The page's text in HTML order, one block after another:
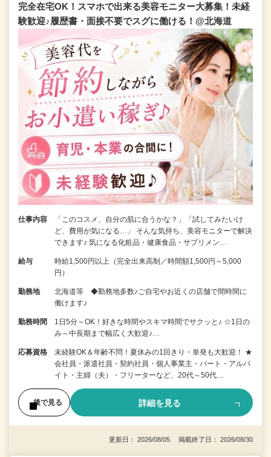
完全在宅OK！スマホで出来る美容モニター大募集！未経
験歓迎♪履歴書・面接不要でスグに働ける！@北海道
仕事内容
「このコスメ、自分の肌に合うかな？」「試してみたいけ
ど、費用が気になる…」 そんな気持ち、美容モニターで解決
できます♪ 気になる化粧品・健康食品・サプリメン…
給与
時給1,500円以上（完全出来高制／時間額1,500円～5,000
円）
勤務地
北海道等 ◆勤務地多数♪ご自宅やお近くの店舗で間時間に
働けます♪
勤務時間
1日5分～OK！好きな時間やスキマ時間でサクッと♪ ☆1日の
み～中長期まで幅広く大歓迎♪…
応募資格
未経験OK＆年齢不問！夏休みの1回きり・単発も大歓迎！ ★
会社員・派遣社員・契約社員・個人事業主・パート・アルバ
イト・主婦（夫）・フリーターなど、20代～50代…
後で見る 詳細を見る
更新日： 2026/08/05 掲載終了日： 2026/08/30